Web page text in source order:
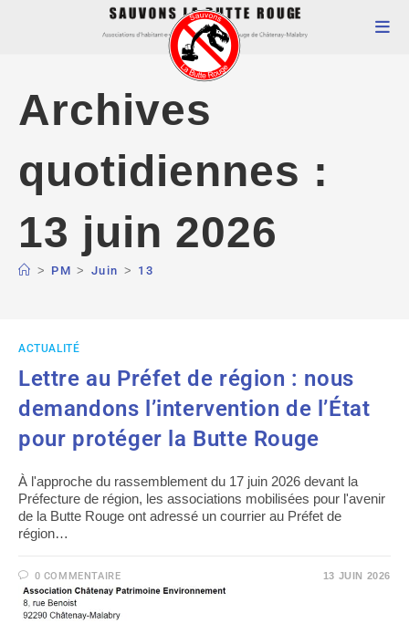
Archives
quotidiennes :
13 juin 2026
> PM > Juin > 13
ACTUALITÉ
Lettre au Préfet de région : nous
demandons l’intervention de l’État
pour protéger la Butte Rouge
À l'approche du rassemblement du 17 juin 2026 devant la
Préfecture de région, les associations mobilisées pour l'avenir
de la Butte Rouge ont adressé un courrier au Préfet de
région…
0 COMMENTAIRE 13 JUIN 2026